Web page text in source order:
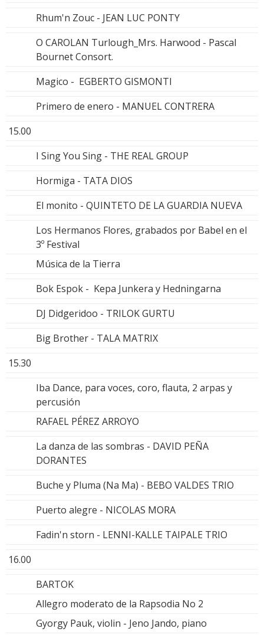
Rhum'n Zouc - JEAN LUC PONTY
O CAROLAN Turlough_Mrs. Harwood - Pascal
Bournet Consort.
Magico - EGBERTO GISMONTI
Primero de enero - MANUEL CONTRERA
15.00
I Sing You Sing - THE REAL GROUP
Hormiga - TATA DIOS
El monito - QUINTETO DE LA GUARDIA NUEVA
Los Hermanos Flores, grabados por Babel en el
3º Festival
Música de la Tierra
Bok Espok - Kepa Junkera y Hedningarna
DJ Didgeridoo - TRILOK GURTU
Big Brother - TALA MATRIX
15.30
Iba Dance, para voces, coro, flauta, 2 arpas y
percusión
RAFAEL PÉREZ ARROYO
La danza de las sombras - DAVID PEÑA
DORANTES
Buche y Pluma (Na Ma) - BEBO VALDES TRIO
Puerto alegre - NICOLAS MORA
Fadin'n storn - LENNI-KALLE TAIPALE TRIO
16.00
BARTOK
Allegro moderato de la Rapsodia No 2
Gyorgy Pauk, violin - Jeno Jando, piano